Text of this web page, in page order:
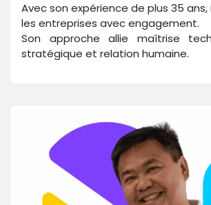
Avec son expérience de plus 35
les entreprises avec engagement.
Son approche allie maîtrise
stratégique et relation humaine.